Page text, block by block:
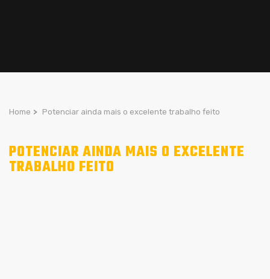
Home > Potenciar ainda mais o excelente trabalho feito
POTENCIAR AINDA MAIS O EXCELENTE
TRABALHO FEITO